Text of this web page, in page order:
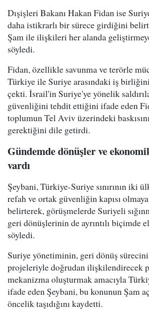
Dışişleri Bakanı Hakan Fidan ise
daha istikrarlı bir sürece girdiğini
Şam ile ilişkileri her alanda
söyledi.
Fidan, özellikle savunma ve terörle
Türkiye ile Suriye arasındaki iş
çekti. İsrail'in Suriye'ye yönelik
güvenliğini tehdit ettiğini ifade eden
toplumun Tel Aviv üzerindeki
gerektiğini dile getirdi.
Gündemde dönüşler ve
vardı
Şeybani, Türkiye-Suriye sınırının iki
refah ve ortak güvenliğin kapısı
belirterek, görüşmelerde Suriyeli
geri dönüşlerinin de ayrıntılı biçimde
söyledi.
Suriye yönetiminin, geri dönüş
projeleriyle doğrudan ilişkilendirecek
mekanizma oluşturmak amacıyla
ifade eden Şeybani, bu konunun Şam
öncelik taşıdığını kaydetti.